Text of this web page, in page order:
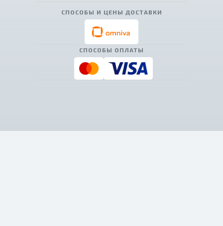
СПОСОБЫ И ЦЕНЫ ДОСТАВКИ
СПОСОБЫ ОПЛАТЫ